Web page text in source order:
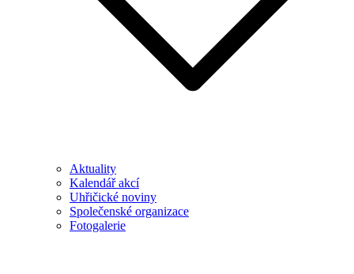
Aktuality
Kalendář akcí
Uhřičické noviny
Společenské organizace
Fotogalerie